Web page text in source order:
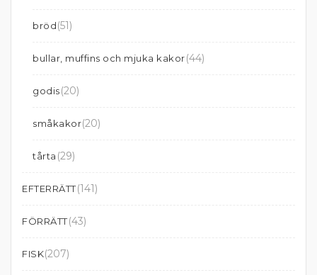
bröd(51)
bullar, muffins och mjuka kakor(44)
godis(20)
småkakor(20)
tårta (29)
EFTERRÄTT(141)
FÖRRÄTT(43)
FISK(207)